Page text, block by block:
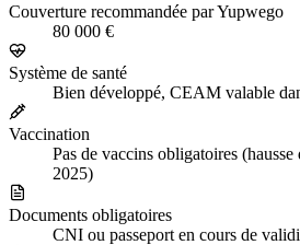
Couverture recommandée par Yupwego
80 000 €
Système de santé
Bien développé, CEAM valable
Vaccination
Pas de vaccins obligatoires
2025)
Documents obligatoires
CNI ou passeport en cours de